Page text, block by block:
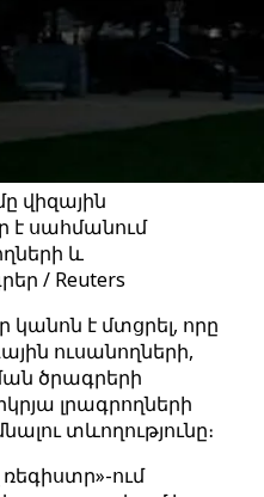
վիզային
սահմանում
և
/ Reuters
է մտցրել, որը
ուսանողների,
ծրագրերի
լրագրողների
տևողությունը։
ում